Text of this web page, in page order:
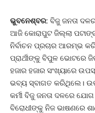
ଭୁବନେଶ୍ବର: ବିଜୁ ଜନତା
ଆଜି କୋରାପୁଟ ଜିଲ୍ଲା
ନିର୍ବାଚନ ପ୍ରଚାର ଆରମ୍ଭ
ପ୍ରାର୍ଥୀଙ୍କୁ ବିପୁଳ ଭୋଟରେ
ହଜାର ହଜାର ସଂଖ୍ୟାରେ
ଭବ୍ୟ ସ୍ବାଗତ କରିଥିଲେ।
କର୍ମୀ ବିଜୁ ଜନତା ଦଳରେ
ବିରୋଧୀଙ୍କୁ ନିଜ ଭାଷଣରେ